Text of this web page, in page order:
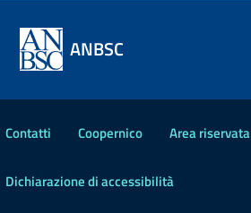
ANBSC
Contatti Coopernico Area riservata
Dichiarazione di accessibilità